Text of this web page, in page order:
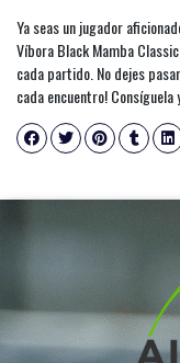
Ya seas un jugador
Víbora Black Mamba
cada partido. No dejes
cada encuentro!